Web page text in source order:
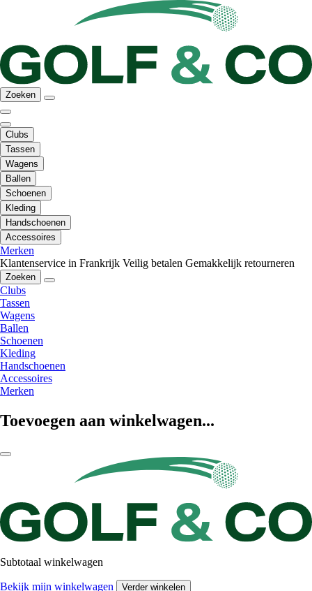
Zoeken
Clubs
Tassen
Wagens
Ballen
Schoenen
Kleding
Handschoenen
Accessoires
Merken
Klantenservice in Frankrijk Veilig betalen Gemakkelijk retourneren
Zoeken
Clubs
Tassen
Wagens
Ballen
Schoenen
Kleding
Handschoenen
Accessoires
Merken
Toevoegen aan winkelwagen...
Subtotaal winkelwagen
Bekijk mijn winkelwagen Verder winkelen